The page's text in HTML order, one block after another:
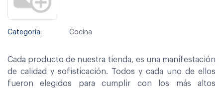
Categoría: Cocina
Cada producto de nuestra tienda, es una manifestación
de calidad y sofisticación. Todos y cada uno de ellos
fueron elegidos para cumplir con los más altos